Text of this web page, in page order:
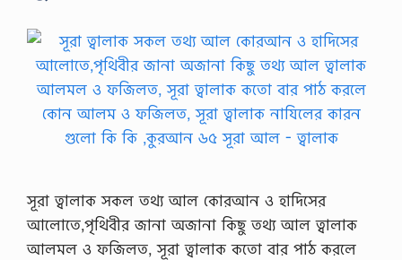
সূরা ত্বালাক সকল তথ্য আল কোরআন ও হাদিসের
আলোতে,পৃথিবীর জানা অজানা কিছু তথ্য আল ত্বালাক
আলমল ও ফজিলত, সূরা ত্বালাক কতো বার পাঠ করলে